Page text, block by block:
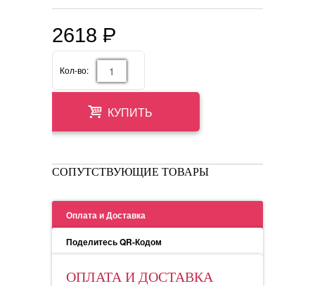
2618 =
P
Кол-во:
КУПИТЬ
СОПУТСТВУЮЩИЕ ТОВАРЫ
Оплата и Доставка
Поделитесь QR-Кодом
ОПЛАТА И ДОСТАВКА